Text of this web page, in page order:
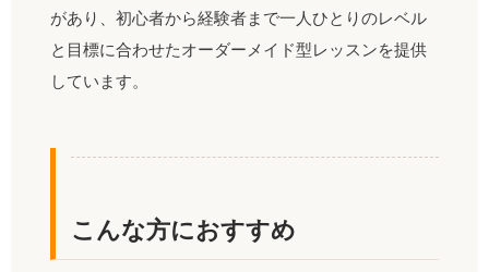
があり、初心者から経験者まで一人ひとりのレベル
と目標に合わせたオーダーメイド型レッスンを提供
しています。
こんな方におすすめ